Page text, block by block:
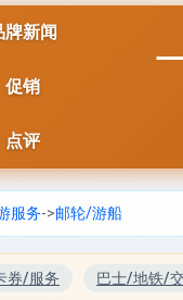
牌新闻
促销
点评
服务->邮轮/游船
券/服务 巴士/地铁/